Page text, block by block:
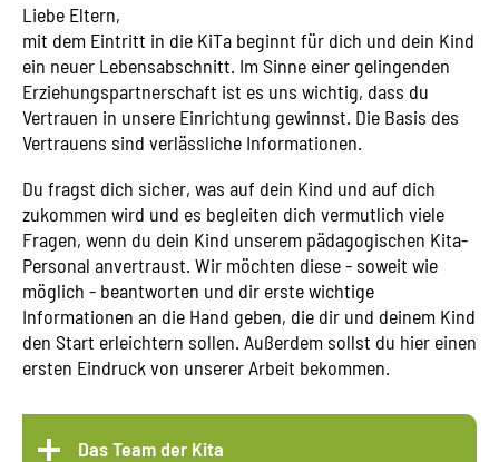
Liebe Eltern,
mit dem Eintritt in die KiTa beginnt für dich und dein Kind
ein neuer Lebensabschnitt. Im Sinne einer gelingenden
Erziehungspartnerschaft ist es uns wichtig, dass du
Vertrauen in unsere Einrichtung gewinnst. Die Basis des
Vertrauens sind verlässliche Informationen.
Du fragst dich sicher, was auf dein Kind und auf dich
zukommen wird und es begleiten dich vermutlich viele
Fragen, wenn du dein Kind unserem pädagogischen Kita-
Personal anvertraust. Wir möchten diese - soweit wie
möglich - beantworten und dir erste wichtige
Informationen an die Hand geben, die dir und deinem Kind
den Start erleichtern sollen. Außerdem sollst du hier einen
ersten Eindruck von unserer Arbeit bekommen.
Das Team der Kita